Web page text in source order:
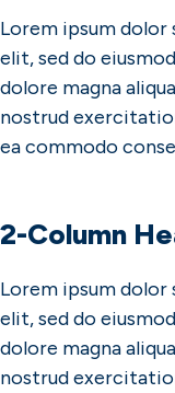
Lorem ipsum
elit, sed do
dolore magna
nostrud
ea commodo
2-Column
Lorem ipsum
elit, sed do
dolore magna
nostrud